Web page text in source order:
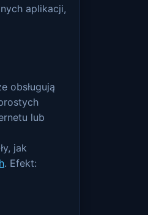
aplikacji,
obsługują
lub
jak
. Efekt: